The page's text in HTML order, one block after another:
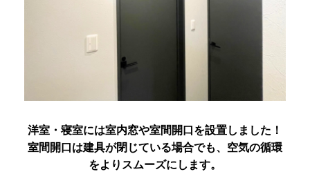
洋室・寝室には室内窓や室間開口を設置しました！
室間開口は建具が閉じている場合でも、空気の循環
をよりスムーズにします。